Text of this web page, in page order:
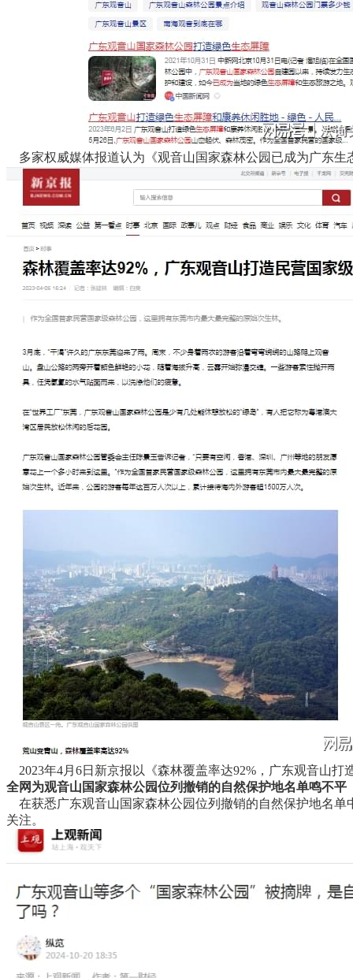
多家权威媒体报道认为《观音山国家森林公园已成为广东生
2023年4月6日新京报以《森林覆盖率达92%，广东观音山打
全网为观音山国家森林公园位列撤销的自然保护地名单鸣不平
在获悉广东观音山国家森林公园位列撤销的自然保护地名
关注。